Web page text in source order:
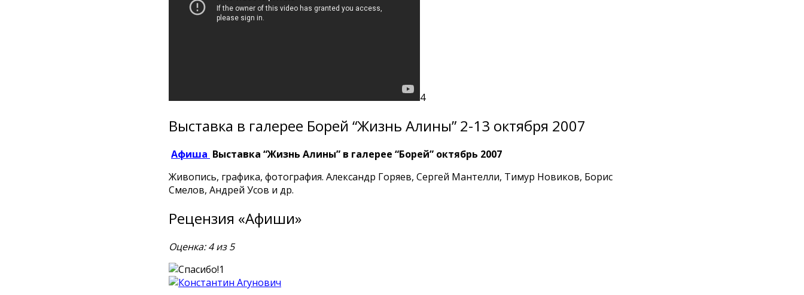
4
Выставка в галерее Борей “Жизнь Алины” 2-13 октября 2007
Афиша Выставка “Жизнь Алины” в галерее “Борей” октябрь 2007
Живопись, графика, фотография. Александр Горяев, Сергей Мантелли, Тимур Новиков, Борис
Смелов, Андрей Усов и др.
Рецензия «Афиши»
Оценка: 4 из 5
1